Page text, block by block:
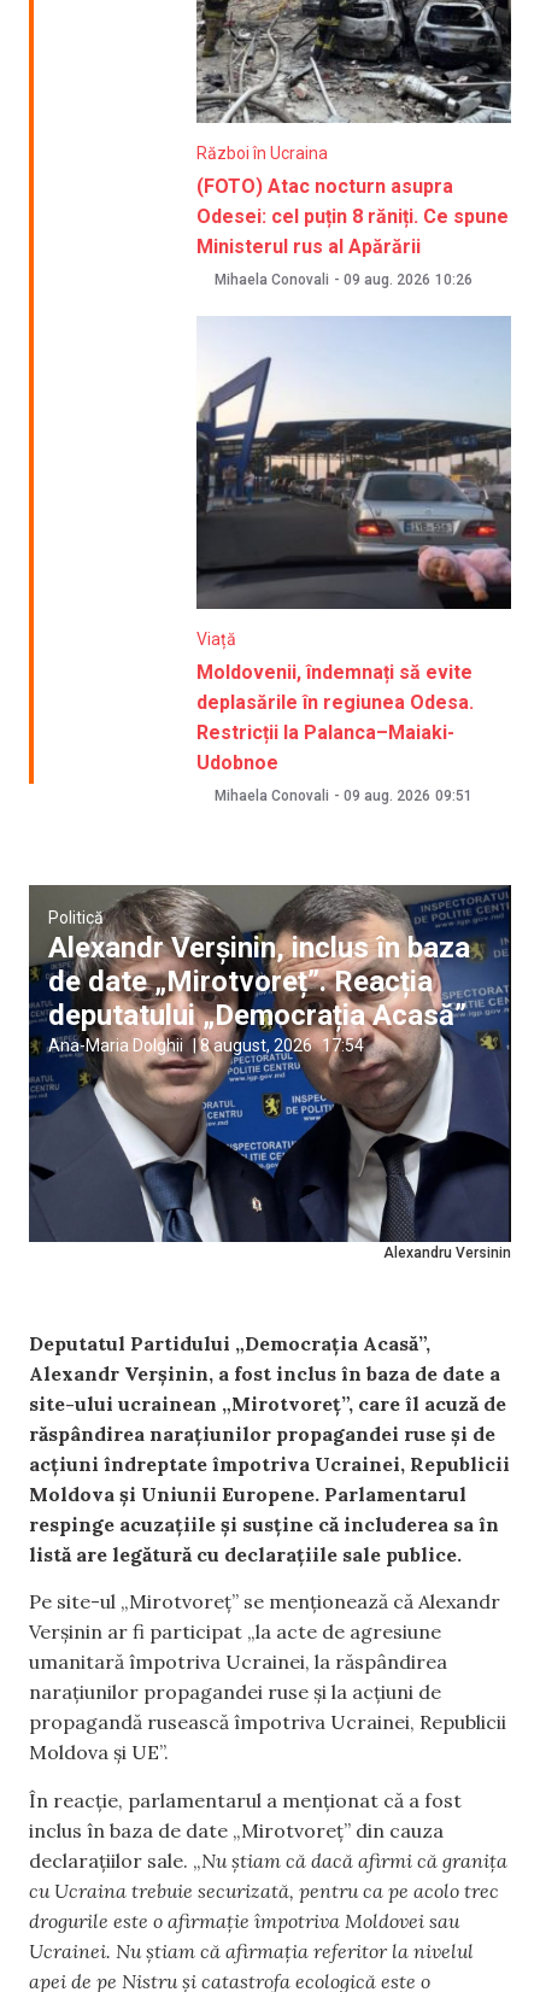
Război în Ucraina
(FOTO) Atac nocturn asupra
Odesei: cel puțin 8 răniți. Ce spune
Ministerul rus al Apărării
Mihaela Conovali - 09 aug. 2026 10:26
Viață
Moldovenii, îndemnați să evite
deplasările în regiunea Odesa.
Restricții la Palanca–Maiaki-
Udobnoe
Mihaela Conovali - 09 aug. 2026 09:51
Alexandru Versinin
Politică
Alexandr Verșinin, inclus în baza
de date „Mirotvoreț”. Reacția
deputatului „Democrația Acasă”
Ana-Maria Dolghii |8 august, 2026 17:54
Deputatul Partidului „Democrația Acasă”,
Alexandr Verșinin, a fost inclus în baza de date a
site-ului ucrainean „Mirotvoreț”, care îl acuză de
răspândirea narațiunilor propagandei ruse și de
acțiuni îndreptate împotriva Ucrainei, Republicii
Moldova și Uniunii Europene. Parlamentarul
respinge acuzațiile și susține că includerea sa în
listă are legătură cu declarațiile sale publice.
Pe site-ul „Mirotvoreț” se menționează că Alexandr
Verșinin ar fi participat „la acte de agresiune
umanitară împotriva Ucrainei, la răspândirea
narațiunilor propagandei ruse și la acțiuni de
propagandă rusească împotriva Ucrainei, Republicii
Moldova și UE”.
În reacție, parlamentarul a menționat că a fost
inclus în baza de date „Mirotvoreț” din cauza
declarațiilor sale. „Nu știam că dacă afirmi că granița
cu Ucraina trebuie securizată, pentru ca pe acolo trec
drogurile este o afirmație împotriva Moldovei sau
Ucrainei. Nu știam că afirmația referitor la nivelul
apei de pe Nistru și catastrofa ecologică este o